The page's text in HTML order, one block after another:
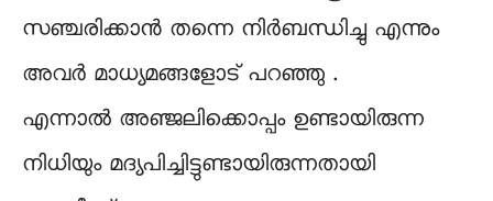
സഞ്ചരിക്കാൻ തന്നെ നിർബന്ധിച്ചു എന്നും
അവർ മാധ്യമങ്ങളോട് പറഞ്ഞു .
എന്നാൽ അഞ്ജലിക്കൊപ്പം ഉണ്ടായിരുന്ന
നിധിയും മദ്യപിച്ചിട്ടുണ്ടായിരുന്നതായി